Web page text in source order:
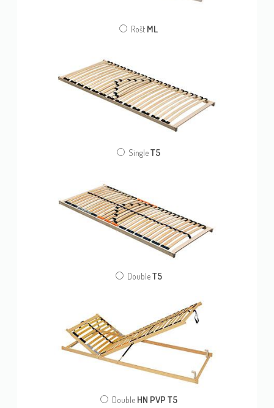
Rošt ML
SingleT5
DoubleT5
Double HN PVP T5